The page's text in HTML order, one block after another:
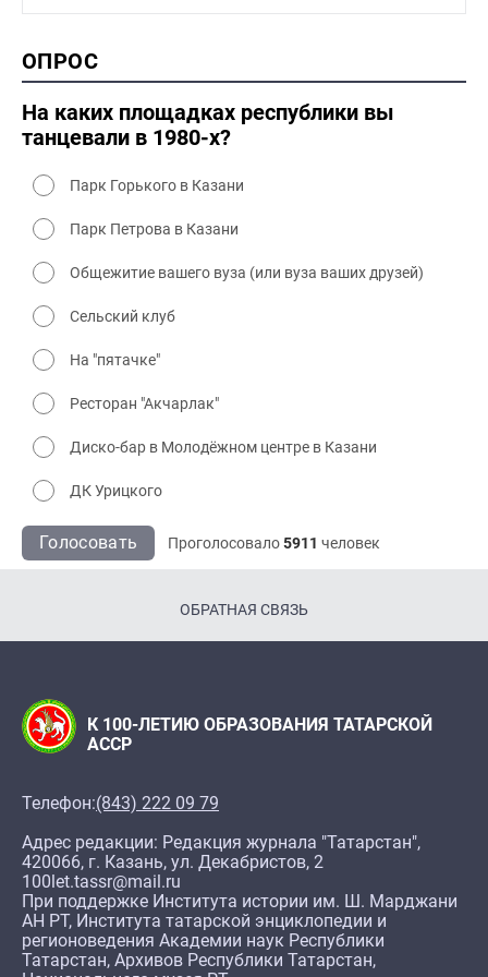
1990-2000 культура
2000 промышленность
2000 культура
ОПРОС
На каких площадках республики вы
танцевали в 1980-х?
Парк Горького в Казани
Парк Петрова в Казани
Общежитие вашего вуза (или вуза ваших друзей)
Сельский клуб
На "пятачке"
Ресторан "Акчарлак"
Диско-бар в Молодёжном центре в Казани
ДК Урицкого
Голосовать Проголосовало5911 человек
ОБРАТНАЯ СВЯЗЬ
К 100-ЛЕТИЮ ОБРАЗОВАНИЯ ТАТАРСКОЙ
АССР
Телефон:(843) 222 09 79
Адрес редакции: Редакция журнала "Татарстан",
420066, г. Казань, ул. Декабристов, 2
100let.tassr@mail.ru
При поддержке Института истории им. Ш. Марджани
АН РТ, Института татарской энциклопедии и
регионоведения Академии наук Республики
Татарстан, Архивов Республики Татарстан,